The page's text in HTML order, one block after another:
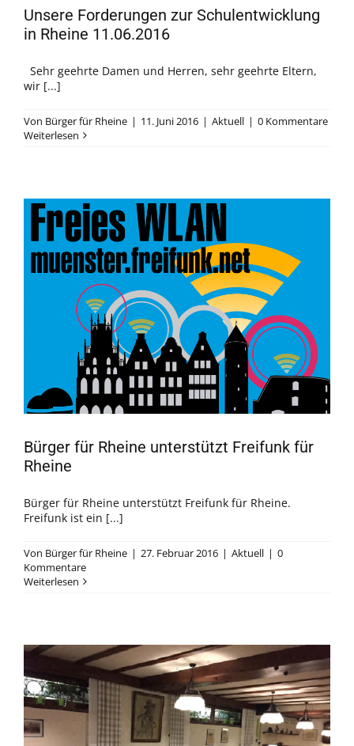
Unsere Forderungen zur Schulentwicklung
in Rheine 11.06.2016
Sehr geehrte Damen und Herren, sehr geehrte Eltern,
wir [...]
Von Bürger für Rheine | 11. Juni 2016 | Aktuell | 0 Kommentare
Weiterlesen
Bürger für Rheine unterstützt Freifunk für
Rheine
Bürger für Rheine unterstützt Freifunk für Rheine.
Freifunk ist ein [...]
Von Bürger für Rheine | 27. Februar 2016 | Aktuell | 0
Kommentare
Weiterlesen